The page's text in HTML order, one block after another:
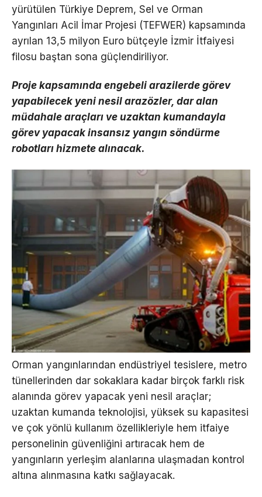
yürütülen Türkiye Deprem, Sel ve Orman
Yangınları Acil İmar Projesi (TEFWER) kapsamında
ayrılan 13,5 milyon Euro bütçeyle İzmir İtfaiyesi
filosu baştan sona güçlendiriliyor.
Proje kapsamında engebeli arazilerde görev
yapabilecek yeni nesil arazözler, dar alan
müdahale araçları ve uzaktan kumandayla
görev yapacak insansız yangın söndürme
robotları hizmete alınacak.
Orman yangınlarından endüstriyel tesislere, metro
tünellerinden dar sokaklara kadar birçok farklı risk
alanında görev yapacak yeni nesil araçlar;
uzaktan kumanda teknolojisi, yüksek su kapasitesi
ve çok yönlü kullanım özellikleriyle hem itfaiye
personelinin güvenliğini artıracak hem de
yangınların yerleşim alanlarına ulaşmadan kontrol
altına alınmasına katkı sağlayacak.